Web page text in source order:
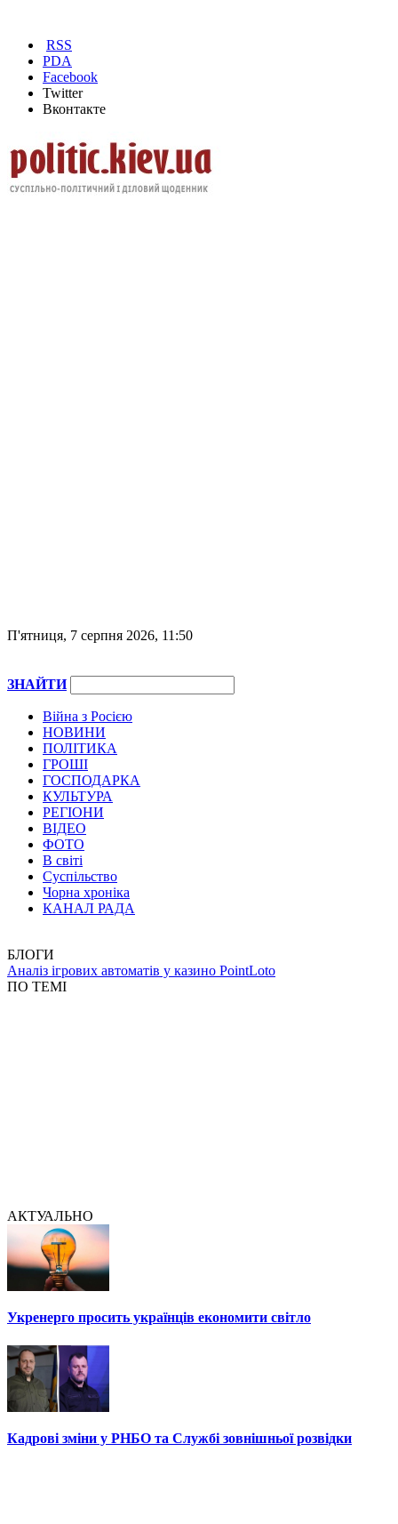
RSS
PDA
Facebook
Twitter
Вконтакте
П'ятниця, 7 серпня 2026, 11:50
ЗНАЙТИ
Війна з Росією
НОВИНИ
ПОЛІТИКА
ГРОШІ
ГОСПОДАРКА
КУЛЬТУРА
РЕГІОНИ
ВІДЕО
ФОТО
В світі
Суспільство
Чорна хроніка
КАНАЛ РАДА
БЛОГИ
Аналіз ігрових автоматів у казино PointLoto
ПО ТЕМІ
АКТУАЛЬНО
Укренерго просить українців економити світло
Кадрові зміни у РНБО та Службі зовнішньої розвідки